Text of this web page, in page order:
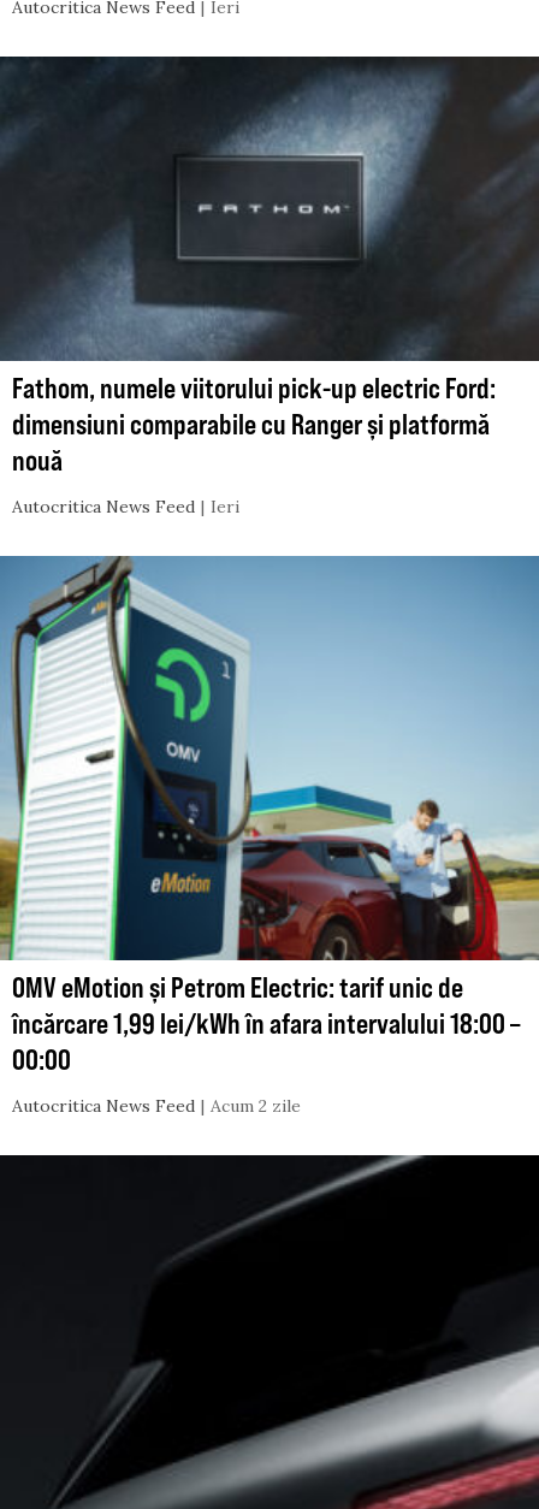
Autocritica News Feed Ieri
Fathom, numele viitorului pick-up electric Ford:
dimensiuni comparabile cu Ranger și platformă
nouă
Autocritica News Feed Ieri
OMV eMotion și Petrom Electric: tarif unic de
încărcare 1,99 lei/kWh în afara intervalului 18:00 –
00:00
Autocritica News Feed Acum 2 zile